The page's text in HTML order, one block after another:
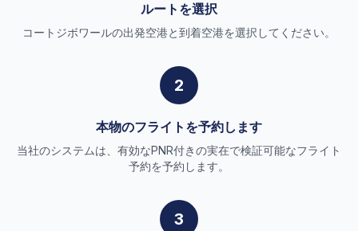
ルートを選択
コートジボワールの出発空港と到着空港を選択してください。
2
本物のフライトを予約します
当社のシステムは、有効なPNR付きの実在で検証可能なフライト
予約を予約します。
3